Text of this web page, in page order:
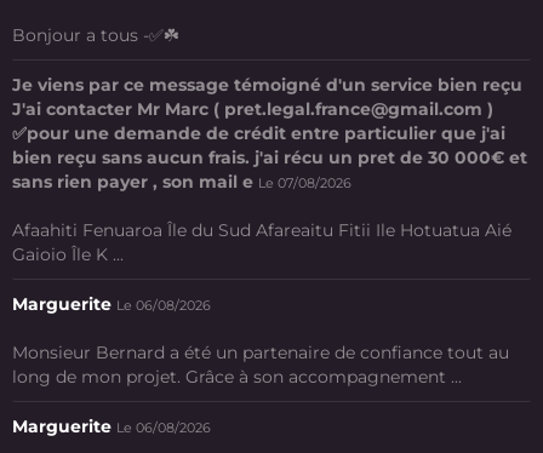
Bonjour a tous -✅☘️
Je viens par ce message témoigné d'un service bien reçu
J'ai contacter Mr Marc ( pret.legal.france@gmail.com )
✅pour une demande de crédit entre particulier que j'ai
bien reçu sans aucun frais. j'ai récu un pret de 30 000€ et
sans rien payer , son mail e Le 07/08/2026
Afaahiti Fenuaroa Île du Sud Afareaitu Fitii Ile Hotuatua Aié
Gaioio Île K ...
Marguerite Le 06/08/2026
Monsieur Bernard a été un partenaire de confiance tout au
long de mon projet. Grâce à son accompagnement ...
Marguerite Le 06/08/2026